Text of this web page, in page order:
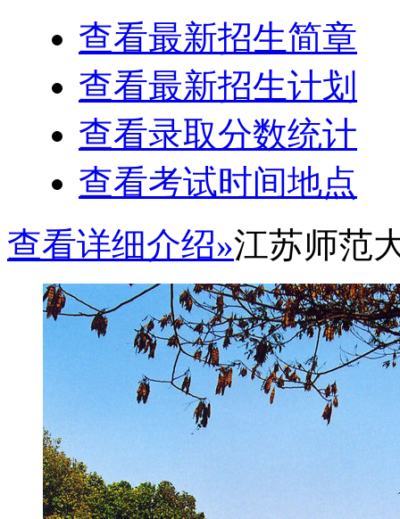
查看最新招生简章
查看最新招生计划
查看录取分数统计
查看考试时间地点
查看详细介绍»江苏师范